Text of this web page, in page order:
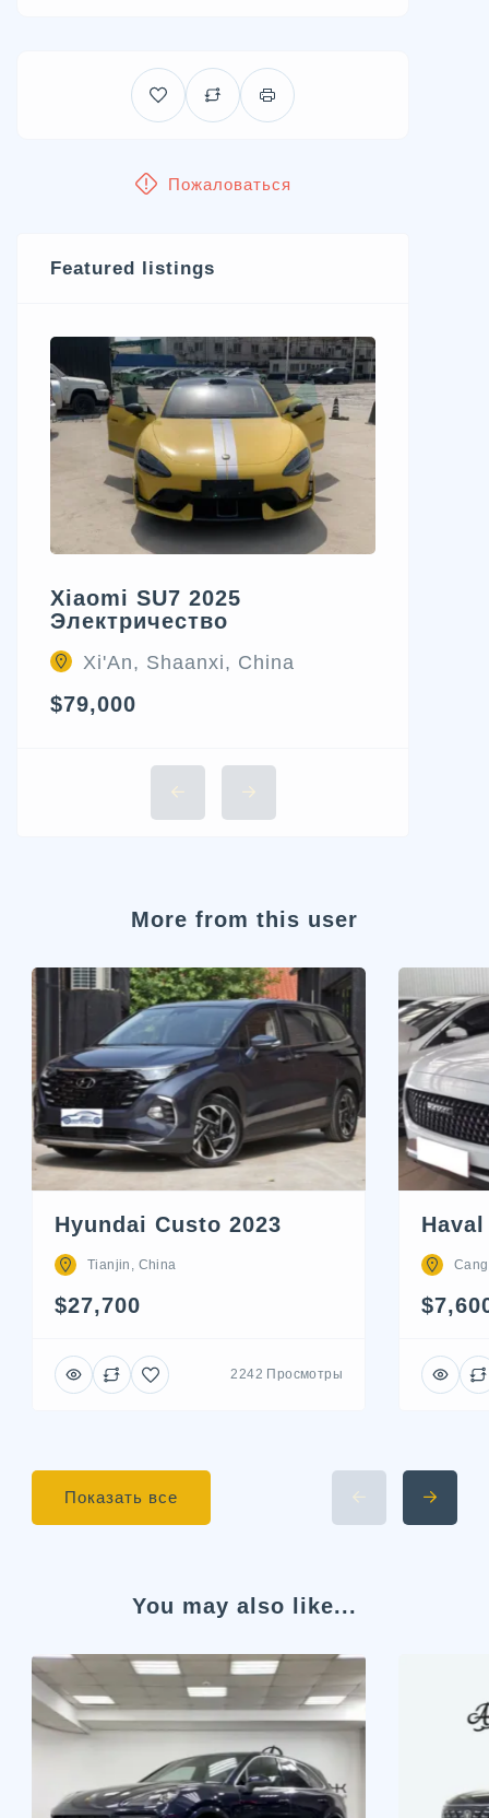
Пожаловаться
Featured listings
Xiaomi SU7 2025
Электричество
Xi'An, Shaanxi, China
$79,000
More from this user
Hyundai Custo 2023
Tianjin, China
$27,700
2242 Просмотры
Показать все
You may also like...